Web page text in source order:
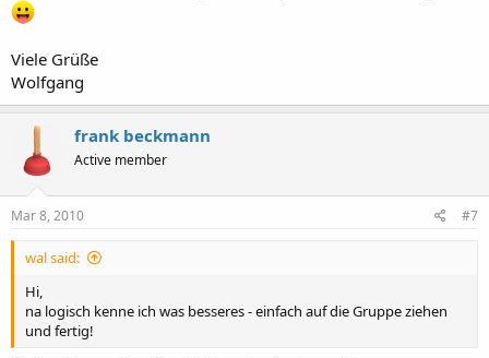
Viele Grüße
Wolfgang
frank beckmann
Active member
Mar 8, 2010 #7
wal said:
Hi,
na logisch kenne ich was besseres - einfach auf die Gruppe ziehen
und fertig!